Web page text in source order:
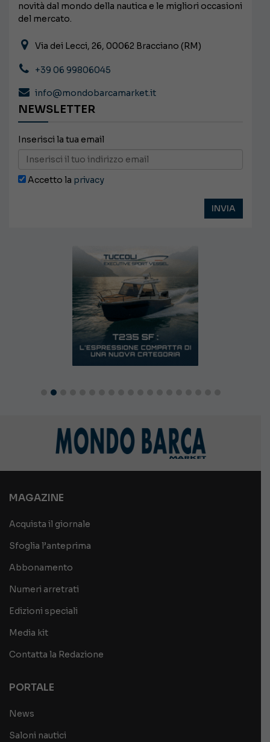
novità dal mondo della nautica e le migliori occasioni
del mercato.
Via dei Lecci, 26, 00062 Bracciano (RM)
+39 06 99806045
info@mondobarcamarket.it
NEWSLETTER
Inserisci la tua email
Accetto la privacy
MAGAZINE
Acquista il giornale
Sfoglia l’anteprima
Abbonamento
Numeri arretrati
Edizioni speciali
Media kit
Contatta la Redazione
PORTALE
News
Saloni nautici